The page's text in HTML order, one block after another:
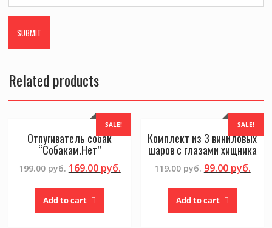
Related products
SALE!
Отпугиватель собак
“Собакам.Нет”
199.00руб. 169.00 руб.
Add to cart
SALE!
Комплект из 3 виниловых
шаров с глазами хищника
119.00руб. 99.00 руб.
Add to cart